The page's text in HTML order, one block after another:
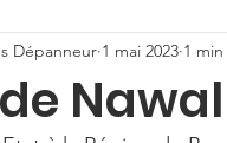
Dépanneur 1 mai 2023 1